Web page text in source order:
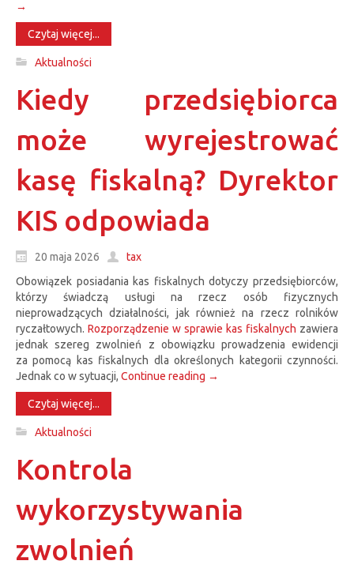
→
Czytaj więcej...
Aktualności
Kiedy przedsiębiorca
może wyrejestrować
kasę fiskalną? Dyrektor
KIS odpowiada
20 maja 2026
tax
Obowiązek posiadania kas fiskalnych dotyczy przedsiębiorców,
którzy świadczą usługi na rzecz osób fizycznych
nieprowadzących działalności, jak również na rzecz rolników
ryczałtowych. Rozporządzenie w sprawie kas fiskalnych zawiera
jednak szereg zwolnień z obowiązku prowadzenia ewidencji
za pomocą kas fiskalnych dla określonych kategorii czynności.
Jednak co w sytuacji, Continue reading →
Czytaj więcej...
Aktualności
Kontrola
wykorzystywania
zwolnień